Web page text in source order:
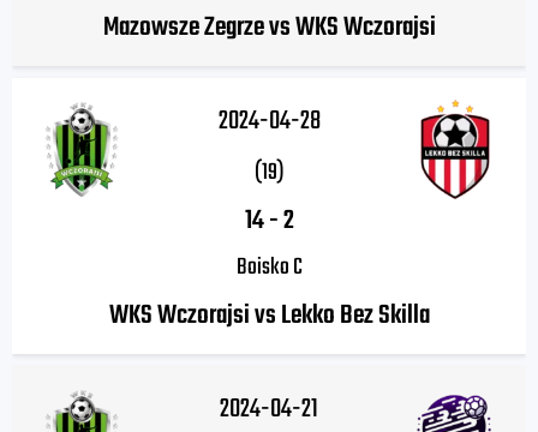
Mazowsze Zegrze vs WKS Wczorajsi
2024-04-28
(19)
14-2
Boisko C
WKS Wczorajsi vs Lekko Bez Skilla
2024-04-21